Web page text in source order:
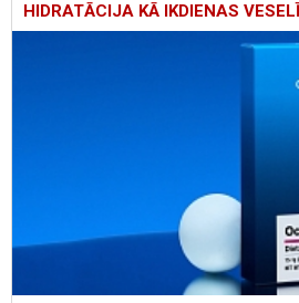
HIDRATĀCIJA KĀ IKDIENAS